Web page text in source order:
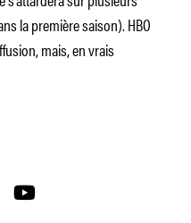
la première saison). HBO
mais, en vrais